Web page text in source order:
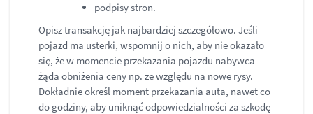
podpisy stron.
Opisz transakcję jak najbardziej szczegółowo. Jeśli
pojazd ma usterki, wspomnij o nich, aby nie okazało
się, że w momencie przekazania pojazdu nabywca
żąda obniżenia ceny np. ze względu na nowe rysy.
Dokładnie określ moment przekazania auta, nawet co
do godziny, aby uniknąć odpowiedzialności za szkodę